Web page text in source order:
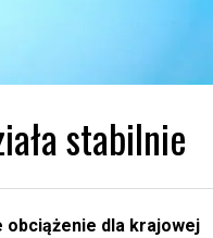
stabilnie
dla krajowej